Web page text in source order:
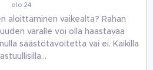
elo 24
aloittaminen vaikealta? Rahan
varalle voi olla haastavaa
säästötavoitetta vai ei. Kaikilla